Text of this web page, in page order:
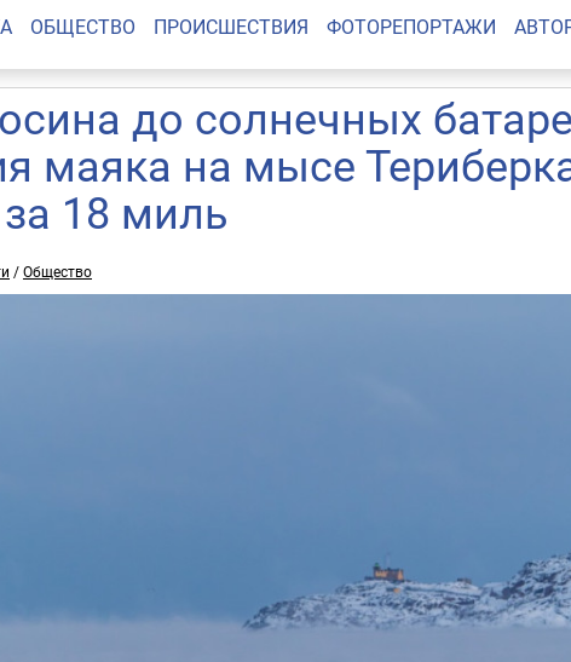
ОБЩЕСТВО ПРОИСШЕСТВИЯ ФОТОРЕПОРТАЖИ
до солнечных
маяка на мысе
18 миль
/Общество